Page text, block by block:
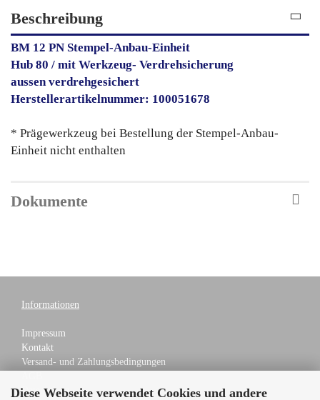
Diese Webseite verwendet Cookies und andere
Beschreibung
BM 12 PN Stempel-Anbau-Einheit
Hub 80 / mit Werkzeug- Verdrehsicherung
aussen verdrehgesichert
Herstellerartikelnummer: 100051678
* Prägewerkzeug bei Bestellung der Stempel-Anbau-
Einheit nicht enthalten
Dokumente
Informationen
Impressum
Kontakt
Versand- und Zahlungsbedingungen
Datenschutz